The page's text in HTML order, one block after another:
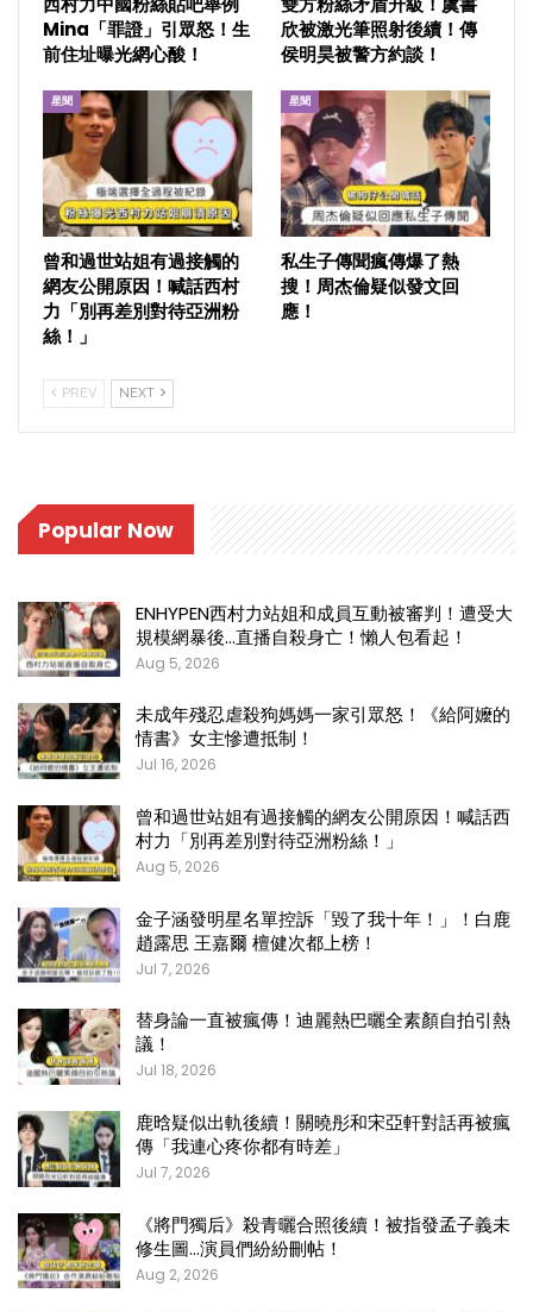
Mina「罪證」引眾怒！生
前住址曝光網心酸！
欣被激光筆照射後續！傳
侯明昊被警方約談！
星聞
曾和過世站姐有過接觸的
網友公開原因！喊話西村
力「別再差別對待亞洲粉
絲！」
星聞
私生子傳聞瘋傳爆了熱
搜！周杰倫疑似發文回
應！
PREV NEXT
Popular Now
ENHYPEN西村力站姐和成員互動被審判！遭受大
規模網暴後…直播自殺身亡！懶人包看起！
Aug 5, 2026
未成年殘忍虐殺狗媽媽一家引眾怒！《給阿嬤的
情書》女主慘遭抵制！
Jul 16, 2026
曾和過世站姐有過接觸的網友公開原因！喊話西
村力「別再差別對待亞洲粉絲！」
Aug 5, 2026
金子涵發明星名單控訴「毀了我十年！」！白鹿
趙露思 王嘉爾 檀健次都上榜！
Jul 7, 2026
替身論一直被瘋傳！迪麗熱巴曬全素顏自拍引熱
議！
Jul 18, 2026
鹿晗疑似出軌後續！關曉彤和宋亞軒對話再被瘋
傳「我連心疼你都有時差」
Jul 7, 2026
《將門獨后》殺青曬合照後續！被指發孟子義未
修生圖…演員們紛紛刪帖！
Aug 2, 2026